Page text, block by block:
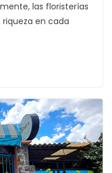
las floristerías
en cada